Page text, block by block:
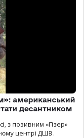
американський
десантником
з позивним «Гізер»
центрі ДШВ.